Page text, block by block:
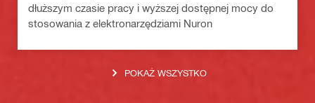
dłuższym czasie pracy i wyższej dostępnej mocy do
stosowania z elektronarzędziami Nuron
POKAŻ WSZYSTKO